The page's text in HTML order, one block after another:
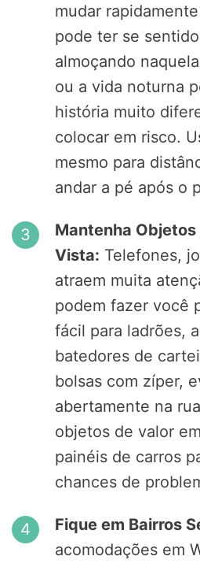
mudar
pode ter se
almoçando
ou a vida noturna
história muito
colocar em risco.
mesmo para
andar a pé após o
Mantenha
Vista: Telefones,
atraem muita
podem fazer você
fácil para ladrões,
batedores de
bolsas com zíper,
abertamente na
objetos de valor
painéis de carros
chances de
Fique em Bairros
acomodações em